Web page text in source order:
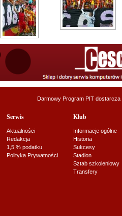
Darmowy Program PIT dostarcza
Serwis
Aktualności
Redakcja
1,5 % podatku
Polityka Prywatności
Klub
Informacje ogólne
Historia
Sukcesy
Stadion
Sztab szkoleniowy
Transfery